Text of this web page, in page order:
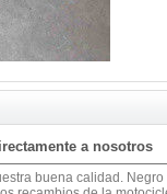
a nosotros